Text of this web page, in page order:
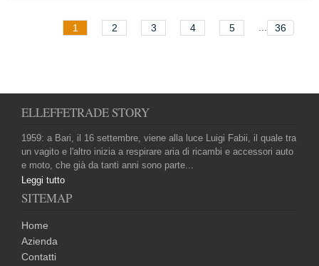
1 2 3 4 5 ... 36
ELLEFFETRADE STORY
1959: a Bari, il 16 settembre, viene alla luce Luigi Fabii, il quale tra
un vagito e l'altro inizia a respirare aria di ricambi e accessori auto
e moto, che già da tanti anni sono parte...
Leggi tutto
SITEMAP
Home
Azienda
Contatti